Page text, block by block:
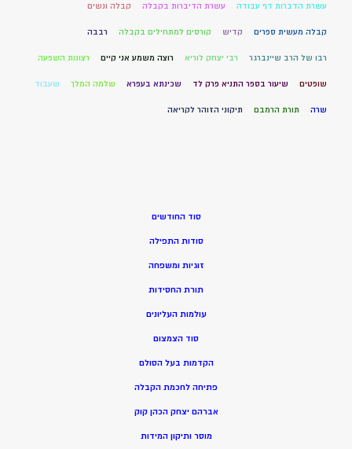
עשרת הדברות דף עבודה עשרת הדיברות בקבלה קבלה ונשים
קבלה מעשית ספרים קדיש קורסים למתחילים בקבלה רבבה
רבו של הרב שיינברגר רבי יצחק לוריא רוצה משמע אני קיים רצונות השפעה
שופטים שיעור בספר התניא פרק לד שכינתא בעפרא שלמה המלך שעבוד
שרה תורת הרמבם תיקוני הזוהר לקריאה
סוד החודשים
סודות התפילה
זוגיות ומשפחה
תורת החסידות
עולמות העליונים
סוד הצמצום
הקדמות בעל הסולם
פתיחה לחכמת הקבלה
אברהם יצחק הכהן קוק
מוסר ותיקון המידות